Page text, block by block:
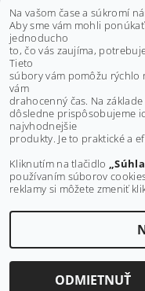
Buďte prvý, kto napíše
2026 ©MAXMOTO.SK, všetky
Na vašom čase a súkromí
Aby sme vám mohli
jednoducho
to, čo vás zaujíma,
Tieto
súbory vám pomôžu rýchlo
vám
drahocenný čas. Na
dôsledne prispôsobujeme
najvhodnejšie
produkty. Je to praktické a
Kliknutím na tlačidlo
používaním súborov
reklamy si môžete zmeniť
ODMIETNUŤ